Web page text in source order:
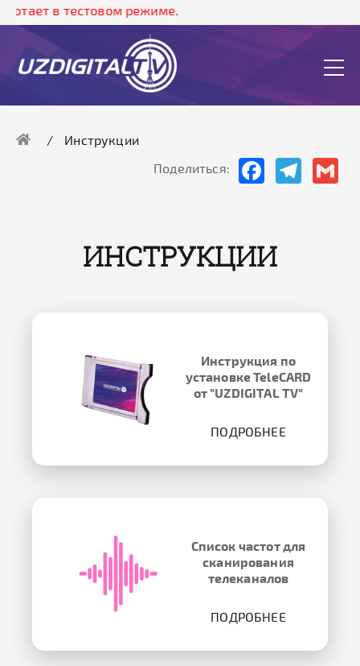
в тестовом режиме.
Инструкции
Поделиться:
FacebookTelegram
ИНСТРУКЦИИ
Инструкция по
установке TeleCARD
от "UZDIGITAL TV"
ПОДРОБНЕЕ
Список частот для
сканирования
телеканалов
ПОДРОБНЕЕ